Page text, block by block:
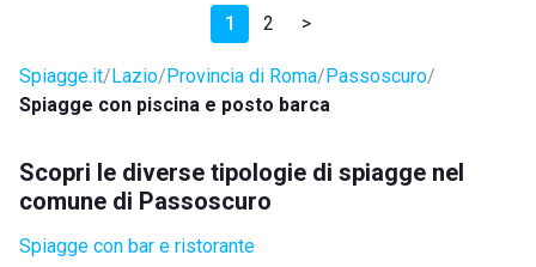
1 2 >
Spiagge.it Lazio Provincia di Roma Passoscuro
Spiagge con piscina e posto barca
Scopri le diverse tipologie di spiagge nel
comune di Passoscuro
Spiagge con bar e ristorante